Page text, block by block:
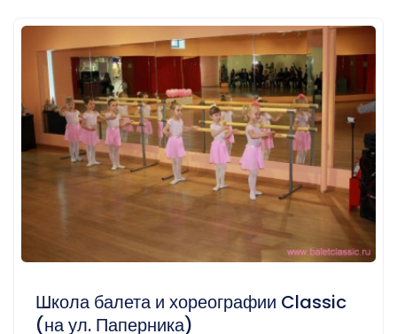
Школа балета и хореографии Classic
(на ул. Паперника)